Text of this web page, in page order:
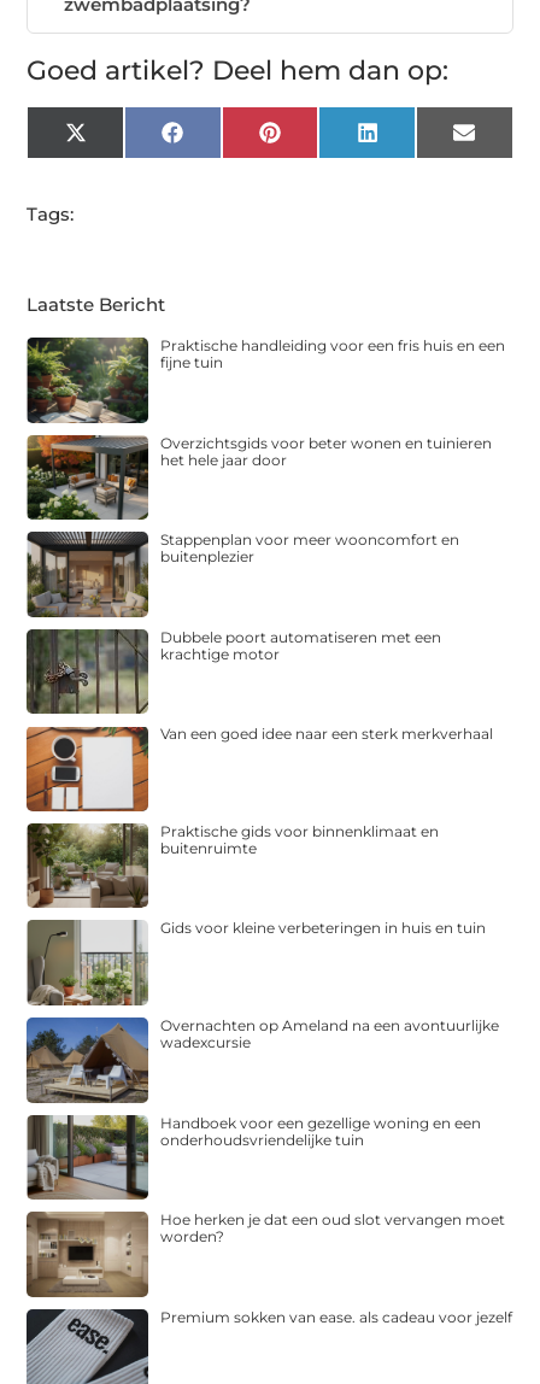
Goed artikel? Deel hem dan op:
X
(Twitter)
FacebookPinterest LinkedIn Email
Tags:
Laatste Bericht
Praktische handleiding voor een fris huis en een
fijne tuin
Overzichtsgids voor beter wonen en tuinieren
het hele jaar door
Stappenplan voor meer wooncomfort en
buitenplezier
Dubbele poort automatiseren met een
krachtige motor
Van een goed idee naar een sterk merkverhaal
Praktische gids voor binnenklimaat en
buitenruimte
Gids voor kleine verbeteringen in huis en tuin
Overnachten op Ameland na een avontuurlijke
wadexcursie
Handboek voor een gezellige woning en een
onderhoudsvriendelijke tuin
Hoe herken je dat een oud slot vervangen moet
worden?
Premium sokken van ease. als cadeau voor jezelf